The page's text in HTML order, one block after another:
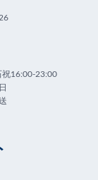
26
16:00-23:00